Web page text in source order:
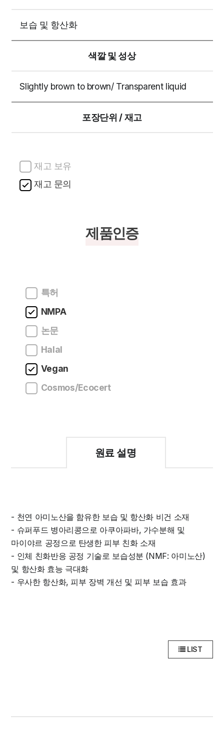
보습 및 항산화
색깔 및 성상
Slightly brown to brown/ Transparent liquid
포장단위 / 재고
재고 보유
재고 문의
제품인증
특허
NMPA
논문
Halal
Vegan
Cosmos/Ecocert
원료 설명
- 천연 아미노산을 함유한 보습 및 항산화 비건 소재
- 슈퍼푸드 병아리콩으로 아쿠아파바, 가수분해 및
마이야르 공정으로 탄생한 피부 친화 소재
- 인체 친화반응 공정 기술로 보습성분 (NMF: 아미노산)
및 항산화 효능 극대화
- 우사한 항산화, 피부 장벽 개선 및 피부 보습 효과
LIST